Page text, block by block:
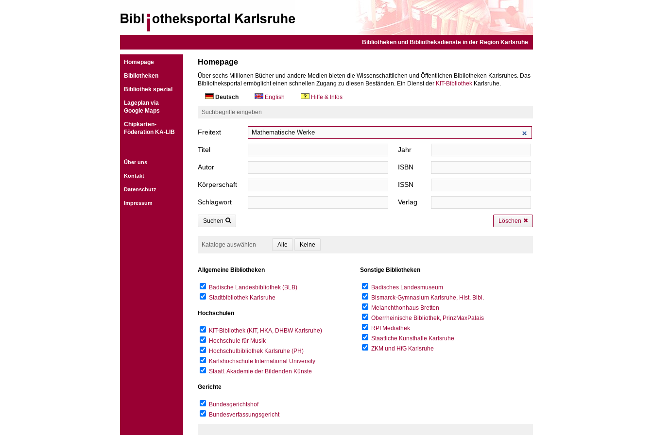
Bibliotheken und Bibliotheksdienste in der Region Karlsruhe
Homepage
Bibliotheken
Bibliothek spezial
Lageplan via
Google Maps
Chipkarten-
Föderation KA-LIB
Über uns
Kontakt
Datenschutz
Impressum
Homepage
Über sechs Millionen Bücher und andere Medien bieten die Wissenschaftlichen und Öffentlichen Bibliotheken Karlsruhes. Das
Bibliotheksportal ermöglicht einen schnellen Zugang zu diesen Beständen. Ein Dienst der KIT-Bibliothek Karlsruhe.
Deutsch
English Hilfe & Infos
Suchbegriffe eingeben
Freitext
Titel
Autor
Körperschaft
Schlagwort
Jahr
ISBN
ISSN
Verlag
Suchen Löschen
Kataloge auswählen
Allgemeine Bibliotheken
Badische Landesbibliothek (BLB)
Stadtbibliothek Karlsruhe
Hochschulen
KIT-Bibliothek (KIT, HKA, DHBW Karlsruhe)
Hochschule für Musik
Hochschulbibliothek Karlsruhe (PH)
Karlshochschule International University
Staatl. Akademie der Bildenden Künste
Gerichte
Bundesgerichtshof
Bundesverfassungsgericht
Sonstige Bibliotheken
Badisches Landesmuseum
Bismarck-Gymnasium Karlsruhe, Hist. Bibl.
Melanchthonhaus Bretten
Oberrheinische Bibliothek, PrinzMaxPalais
RPI Mediathek
Staatliche Kunsthalle Karlsruhe
ZKM und HfG Karlsruhe